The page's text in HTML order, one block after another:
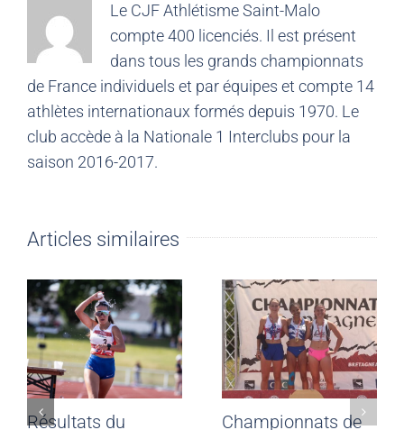
Le CJF Athlétisme Saint-Malo
compte 400 licenciés. Il est présent
dans tous les grands championnats
de France individuels et par équipes et compte 14
athlètes internationaux formés depuis 1970. Le
club accède à la Nationale 1 Interclubs pour la
saison 2016-2017.
Articles similaires
Résultats du
Championnats de